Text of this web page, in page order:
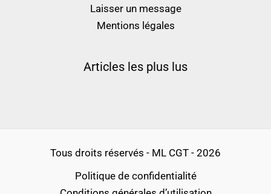
Laisser un message
Mentions légales
Articles les plus lus
Tous droits réservés - ML CGT - 2026
Politique de confidentialité